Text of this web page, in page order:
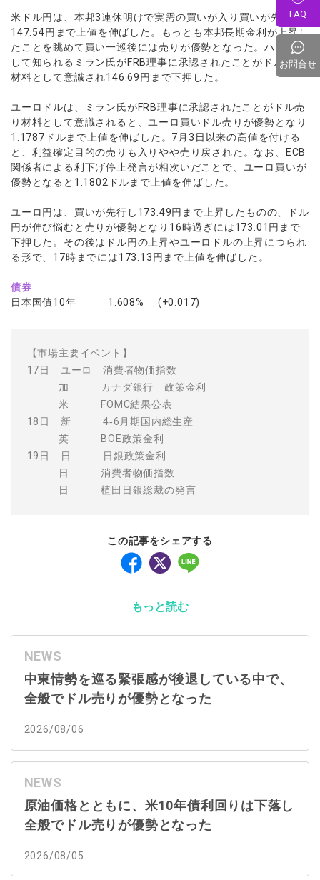
米ドル円は、本邦3連休明けで実需の買いが入り買いが先行し
147.54円まで上値を伸ばした。もっとも本邦長期金利が上昇し
たことを眺めて買い一巡後には売りが優勢となった。ハト派と
して知られるミラン氏がFRB理事に承認されたことがドル売り
材料として意識され146.69円まで下押した。
ユーロドルは、ミラン氏がFRB理事に承認されたことがドル売
り材料として意識されると、ユーロ買いドル売りが優勢となり
1.1787ドルまで上値を伸ばした。7月3日以来の高値を付ける
と、利益確定目的の売りも入りやや売り戻された。なお、ECB
関係者による利下げ停止発言が相次いだことで、ユーロ買いが
優勢となると1.1802ドルまで上値を伸ばした。
ユーロ円は、買いが先行し173.49円まで上昇したものの、ドル
円が伸び悩むと売りが優勢となり16時過ぎには173.01円まで
下押した。その後はドル円の上昇やユーロドルの上昇につられ
る形で、17時までには173.13円まで上値を伸ばした。
債券
日本国債10年 1.608% (+0.017)
【市場主要イベント】
17日 ユーロ 消費者物価指数
加 カナダ銀行 政策金利
米 FOMC結果公表
18日 新 4‐6月期国内総生産
英 BOE政策金利
19日 日 日銀政策金利
日 消費者物価指数
日 植田日銀総裁の発言
この記事をシェアする
もっと読む
NEWS
中東情勢を巡る緊張感が後退している中で、
全般でドル売りが優勢となった
2026/08/06
NEWS
原油価格とともに、米10年債利回りは下落し
全般でドル売りが優勢となった
2026/08/05
FAQ
お問合せ